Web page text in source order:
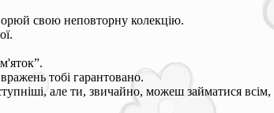
свою неповторну колекцію.
тобі гарантовано.
але ти, звичайно, можеш займатися